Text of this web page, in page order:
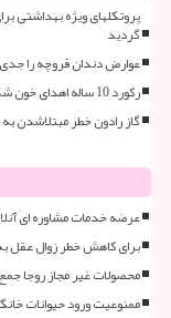
پروتکلهای ویژه بهداشتی
گردید
عوارض دندان قروچه را
رکورد 10 ساله اهدای خون شکسته شد
گاز رادون خطر مبتلاشدن
عرضه خدمات مشاوره ای
برای کاهش خطر زوال عقل
محصولات غیر مجاز روجا
ممنوعیت ورود حیوانات